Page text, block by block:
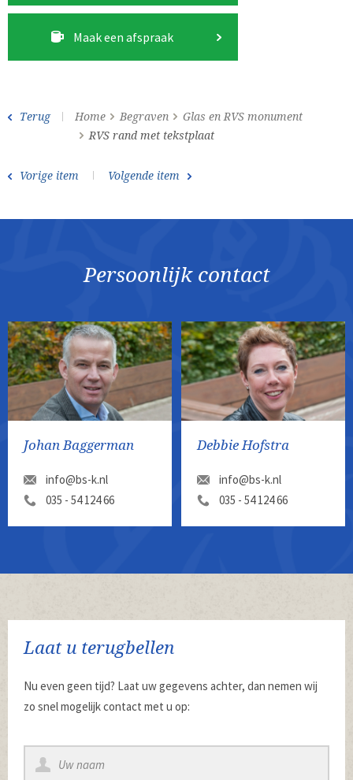
Maak een afspraak
Terug Home Begraven
Glas en RVS monument
RVS rand met tekstplaat
Vorige item Volgende item
Persoonlijk contact
Johan Baggerman
info@bs-k.nl
035 - 54 124 66
Debbie Hofstra
info@bs-k.nl
035 - 54 124 66
Laat u terugbellen
Nu even geen tijd? Laat uw gegevens achter, dan nemen wij
zo snel mogelijk contact met u op: